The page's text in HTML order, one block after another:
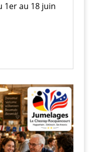
1er au 18 juin